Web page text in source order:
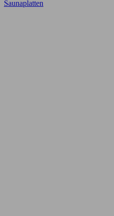
Saunaplatten